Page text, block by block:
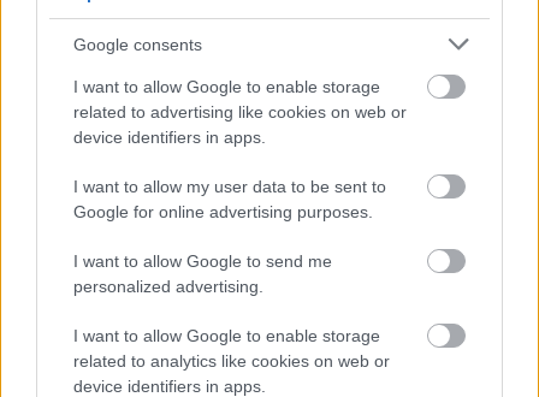
Google consents
I want to allow Google to enable storage
related to advertising like cookies on web or
device identifiers in apps.
I want to allow my user data to be sent to
Google for online advertising purposes.
I want to allow Google to send me
personalized advertising.
I want to allow Google to enable storage
related to analytics like cookies on web or
device identifiers in apps.
Det er tider som flere av de beste herreløperne
sliter med.
for at hun i fjor begynte å løpe med hodelykt på
dagen for å se kartet bedre i tette skogsområder.
Nå vil hun prøve seg på en ny utfordring:
Anne Margrethe Hausken Nordberg har nemlig
meldt seg på i 50-årsklassen for herrer i verdens
Göteborg i juli.
Flere av de etablerte gutta i klassen skjelver
allerede i buksene.
Og norske damer i veteranklassene er ikke å leke
med. Under helgens O-festivalen i Trondheim